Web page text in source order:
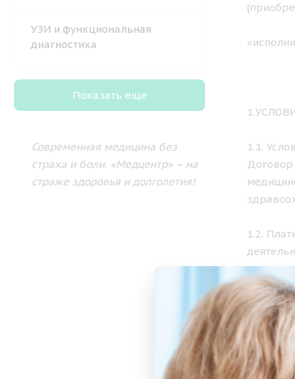
УЗИ и функциональная
диагностика
Показать еще
Современная медицина без
страха и боли. «Медцентр» – на
страже здоровья и долголетия!
1.1.
Договор
1.2.
2.
2.1.